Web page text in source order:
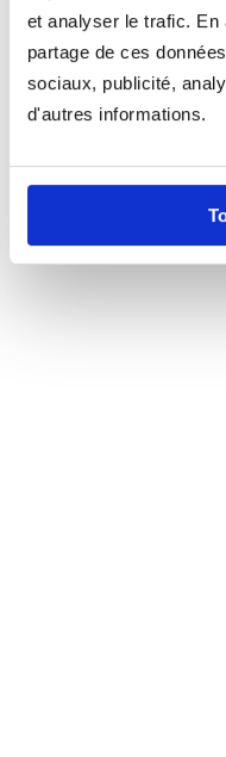
et analyser le trafic.
partage de ces
sociaux, publicité,
d'autres informations.